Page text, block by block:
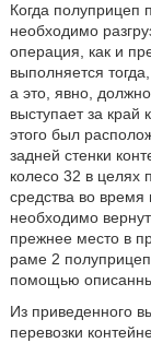
Когда полуприцеп
необходимо
операция, как и
выполняется
а это, явно,
выступает за край
этого был
задней стенки
колесо 32 в целях
средства во время
необходимо
прежнее место в
раме 2
помощью
Из приведенного
перевозки